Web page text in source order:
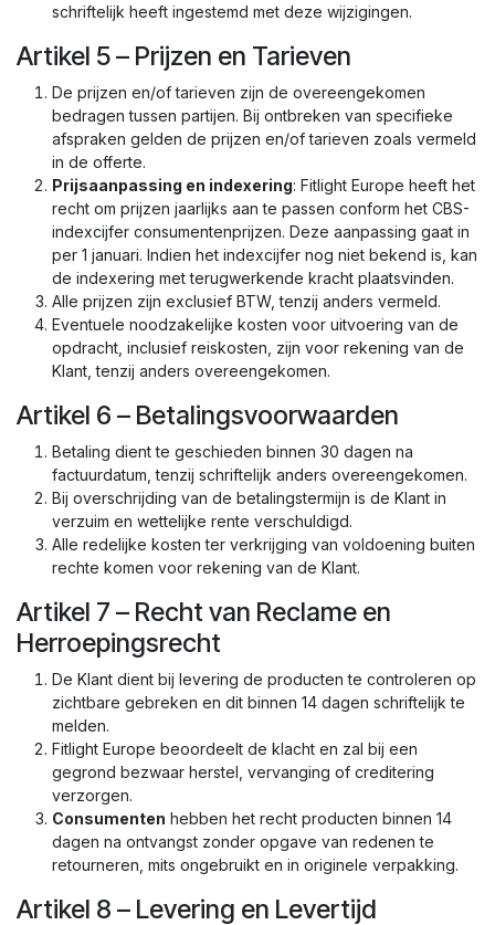
schriftelijk heeft ingestemd met deze wijzigingen.
Artikel 5 – Prijzen en Tarieven
De prijzen en/of tarieven zijn de overeengekomen
bedragen tussen partijen. Bij ontbreken van specifieke
afspraken gelden de prijzen en/of tarieven zoals vermeld
in de offerte.
Prijsaanpassing en indexering: Fitlight Europe heeft het
recht om prijzen jaarlijks aan te passen conform het CBS-
indexcijfer consumentenprijzen. Deze aanpassing gaat in
per 1 januari. Indien het indexcijfer nog niet bekend is, kan
de indexering met terugwerkende kracht plaatsvinden.
Alle prijzen zijn exclusief BTW, tenzij anders vermeld.
Eventuele noodzakelijke kosten voor uitvoering van de
opdracht, inclusief reiskosten, zijn voor rekening van de
Klant, tenzij anders overeengekomen.
Artikel 6 – Betalingsvoorwaarden
Betaling dient te geschieden binnen 30 dagen na
factuurdatum, tenzij schriftelijk anders overeengekomen.
Bij overschrijding van de betalingstermijn is de Klant in
verzuim en wettelijke rente verschuldigd.
Alle redelijke kosten ter verkrijging van voldoening buiten
rechte komen voor rekening van de Klant.
Artikel 7 – Recht van Reclame en
Herroepingsrecht
De Klant dient bij levering de producten te controleren op
zichtbare gebreken en dit binnen 14 dagen schriftelijk te
melden.
Fitlight Europe beoordeelt de klacht en zal bij een
gegrond bezwaar herstel, vervanging of creditering
verzorgen.
Consumenten hebben het recht producten binnen 14
dagen na ontvangst zonder opgave van redenen te
retourneren, mits ongebruikt en in originele verpakking.
Artikel 8 – Levering en Levertijd